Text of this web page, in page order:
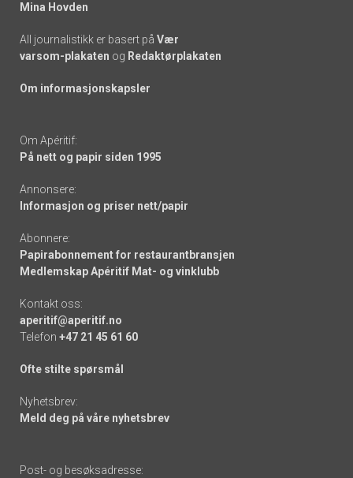
Mina Hovden
All journalistikk er basert på Vær
varsom-plakaten og Redaktørplakaten
Om informasjonskapsler
Om Apéritif:
På nett og papir siden 1995
Annonsere:
Informasjon og priser nett/papir
Abonnere:
Papirabonnement for restaurantbransjen
Medlemskap Apéritif Mat- og vinklubb
Kontakt oss:
aperitif@aperitif.no
Telefon +47 21 45 61 60
Ofte stilte spørsmål
Nyhetsbrev:
Meld deg på våre nyhetsbrev
Post- og besøksadresse: